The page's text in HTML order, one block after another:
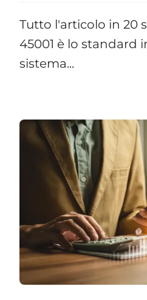
Tutto l'articolo in 20
45001 è lo standard
sistema...